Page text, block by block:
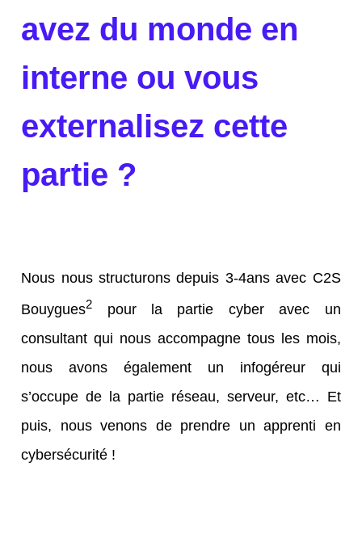
avez du monde en
interne ou vous
externalisez cette
partie ?
Nous nous structurons depuis 3-4ans avec C2S
Bouygues2
pour la partie cyber avec un
consultant qui nous accompagne tous les mois,
nous avons également un infogéreur qui
s’occupe de la partie réseau, serveur, etc… Et
puis, nous venons de prendre un apprenti en
cybersécurité !